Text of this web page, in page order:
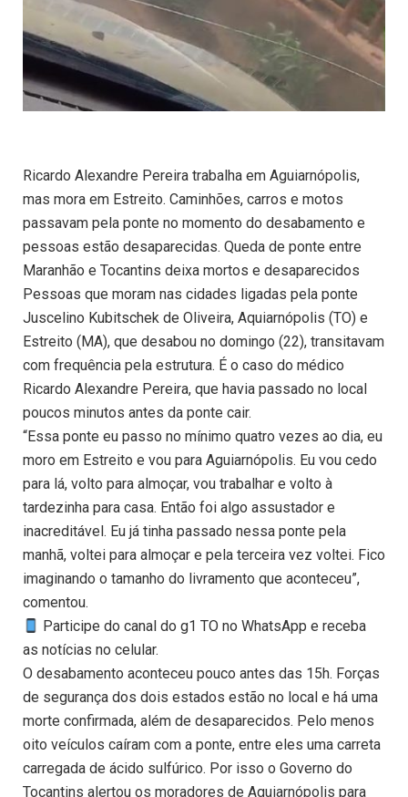
Ricardo Alexandre Pereira trabalha em Aguiarnópolis,
mas mora em Estreito. Caminhões, carros e motos
passavam pela ponte no momento do desabamento e
pessoas estão desaparecidas. Queda de ponte entre
Maranhão e Tocantins deixa mortos e desaparecidos
Pessoas que moram nas cidades ligadas pela ponte
Juscelino Kubitschek de Oliveira, Aquiarnópolis (TO) e
Estreito (MA), que desabou no domingo (22), transitavam
com frequência pela estrutura. É o caso do médico
Ricardo Alexandre Pereira, que havia passado no local
poucos minutos antes da ponte cair.
“Essa ponte eu passo no mínimo quatro vezes ao dia, eu
moro em Estreito e vou para Aguiarnópolis. Eu vou cedo
para lá, volto para almoçar, vou trabalhar e volto à
tardezinha para casa. Então foi algo assustador e
inacreditável. Eu já tinha passado nessa ponte pela
manhã, voltei para almoçar e pela terceira vez voltei. Fico
imaginando o tamanho do livramento que aconteceu”,
comentou.
Participe do canal do g1 TO no WhatsApp e receba
as notícias no celular.
O desabamento aconteceu pouco antes das 15h. Forças
de segurança dos dois estados estão no local e há uma
morte confirmada, além de desaparecidos. Pelo menos
oito veículos caíram com a ponte, entre eles uma carreta
carregada de ácido sulfúrico. Por isso o Governo do
Tocantins alertou os moradores de Aguiarnópolis para